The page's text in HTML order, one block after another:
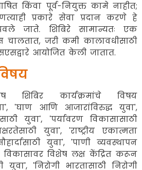
किंवा पूर्व-नियुक्त कामे नाहीत;
प्रकारे सेवा प्रदान करणे हे
जाते. शिबिरे सामान्यतः एक
चालतात, जरी कमी कालावधीसाठी
आयोजित केली जातात.
शिबिर कार्यक्रमांचे विषय
'घाण आणि आजारांविरुद्ध युवा',
युवा', 'पर्यावरण विकासासाठी
युवा', 'राष्ट्रीय एकात्मता
युवा', 'पाणी व्यवस्थापन
विशेष लक्ष केंद्रित करून
युवा', 'निरोगी भारतासाठी निरोगी